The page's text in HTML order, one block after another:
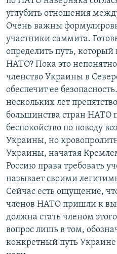
углубить отношения
Очень важны
участники саммита.
определить путь,
НАТО? Пока это
членство Украины в
обеспечит ее
нескольких лет
большинства стран НАТО
беспокойство по поводу
Украины, но
Украины, начатая
Россию права требовать
называет своими
Сейчас есть ощущение,
членов НАТО пришли к
должна стать членом
вопрос лишь в том,
конкретный путь